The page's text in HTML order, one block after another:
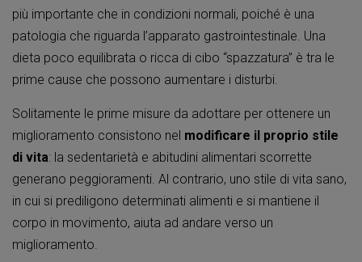
più importante che in condizioni normali, poiché è una
patologia che riguarda l’apparato gastrointestinale. Una
dieta poco equilibrata o ricca di cibo “spazzatura” è tra le
prime cause che possono aumentare i disturbi.
Solitamente le prime misure da adottare per ottenere un
miglioramento consistono nel modificare il proprio stile
di vita: la sedentarietà e abitudini alimentari scorrette
generano peggioramenti. Al contrario, uno stile di vita sano,
in cui si prediligono determinati alimenti e si mantiene il
corpo in movimento, aiuta ad andare verso un
miglioramento.